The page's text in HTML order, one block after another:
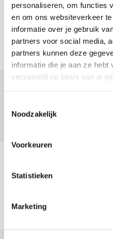
personaliseren, om functies
en om ons websiteverkeer
informatie over je gebruik
partners voor social media,
partners kunnen deze
informatie die je aan ze
verzameld op basis van je
Noodzakelijk
Voorkeuren
Statistieken
Marketing
Net binnen //
07 AUGUSTUS 2026 - 20:02
spreekt over Godts,